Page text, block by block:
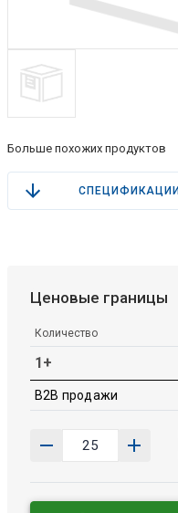
Больше похожих продуктов
Ценовые границы
Количество
1+
B2B продажи